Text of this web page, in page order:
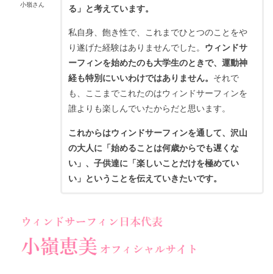
小嶺さん
る」と考えています。
私自身、飽き性で、これまでひとつのことをや
り遂げた経験はありませんでした。 ウィンドサ
ーフィンを始めたのも大学生のときで、運動神
経も特別にいいわけではありません。 それで
も、ここまでこれたのはウィンドサーフィンを
誰よりも楽しんでいたからだと思います。
これからはウィンドサーフィンを通して、沢山
の大人に「始めることは何歳からでも遅くな
い」、子供達に「楽しいことだけを極めてい
い」ということを伝えていきたいです。